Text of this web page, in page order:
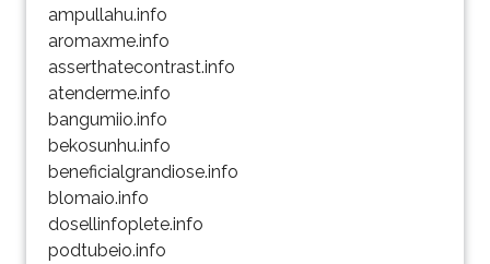
ampullahu.info
aromaxme.info
asserthatecontrast.info
atenderme.info
bangumiio.info
bekosunhu.info
beneficialgrandiose.info
blomaio.info
dosellinfoplete.info
podtubeio.info